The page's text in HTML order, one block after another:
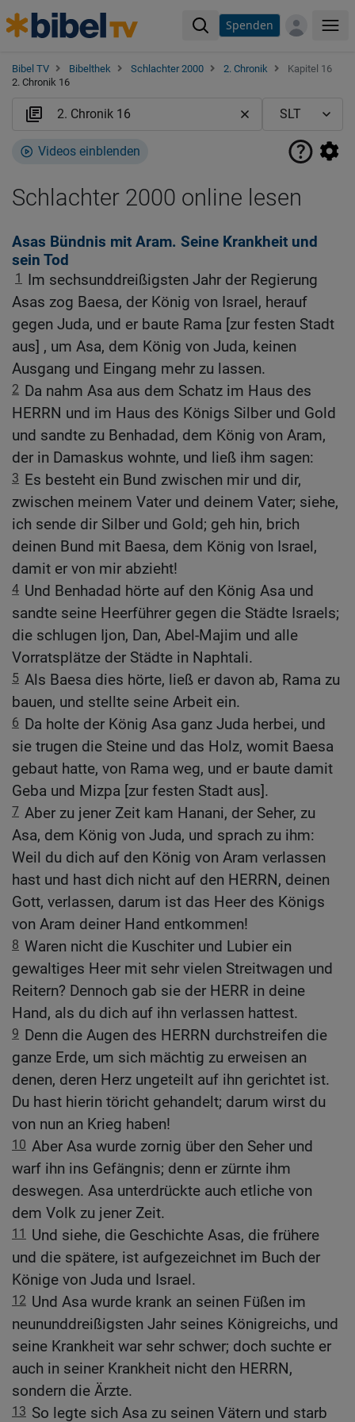
Spenden
Bibel TV Bibelthek Schlachter 2000 2. Chronik
Kapitel 16
2. Chronik 16
Videos einblenden
Schlachter 2000 online lesen
Asas Bündnis mit Aram. Seine Krankheit und
sein Tod
1
Im sechsunddreißigsten Jahr der Regierung
Asas zog Baesa, der König von Israel, herauf
gegen Juda, und er baute Rama [zur festen Stadt
aus] , um Asa, dem König von Juda, keinen
Ausgang und Eingang mehr zu lassen.
2 Da nahm Asa aus dem Schatz im Haus des
HERRN und im Haus des Königs Silber und Gold
und sandte zu Benhadad, dem König von Aram,
der in Damaskus wohnte, und ließ ihm sagen:
3 Es besteht ein Bund zwischen mir und dir,
zwischen meinem Vater und deinem Vater; siehe,
ich sende dir Silber und Gold; geh hin, brich
deinen Bund mit Baesa, dem König von Israel,
damit er von mir abzieht!
4 Und Benhadad hörte auf den König Asa und
sandte seine Heerführer gegen die Städte Israels;
die schlugen Ijon, Dan, Abel-Majim und alle
Vorratsplätze der Städte in Naphtali.
5 Als Baesa dies hörte, ließ er davon ab, Rama zu
bauen, und stellte seine Arbeit ein.
6 Da holte der König Asa ganz Juda herbei, und
sie trugen die Steine und das Holz, womit Baesa
gebaut hatte, von Rama weg, und er baute damit
Geba und Mizpa [zur festen Stadt aus].
7 Aber zu jener Zeit kam Hanani, der Seher, zu
Asa, dem König von Juda, und sprach zu ihm:
Weil du dich auf den König von Aram verlassen
hast und hast dich nicht auf den HERRN, deinen
Gott, verlassen, darum ist das Heer des Königs
von Aram deiner Hand entkommen!
8 Waren nicht die Kuschiter und Lubier ein
gewaltiges Heer mit sehr vielen Streitwagen und
Reitern? Dennoch gab sie der HERR in deine
Hand, als du dich auf ihn verlassen hattest.
9 Denn die Augen des HERRN durchstreifen die
ganze Erde, um sich mächtig zu erweisen an
denen, deren Herz ungeteilt auf ihn gerichtet ist.
Du hast hierin töricht gehandelt; darum wirst du
von nun an Krieg haben!
10 Aber Asa wurde zornig über den Seher und
warf ihn ins Gefängnis; denn er zürnte ihm
deswegen. Asa unterdrückte auch etliche von
dem Volk zu jener Zeit.
11
Und siehe, die Geschichte Asas, die frühere
und die spätere, ist aufgezeichnet im Buch der
Könige von Juda und Israel.
12 Und Asa wurde krank an seinen Füßen im
neununddreißigsten Jahr seines Königreichs, und
seine Krankheit war sehr schwer; doch suchte er
auch in seiner Krankheit nicht den HERRN,
sondern die Ärzte.
13 So legte sich Asa zu seinen Vätern und starb